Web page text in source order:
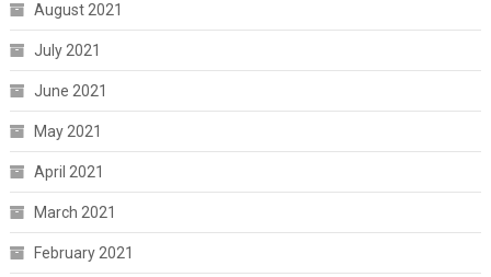
August 2021
July 2021
June 2021
May 2021
April 2021
March 2021
February 2021